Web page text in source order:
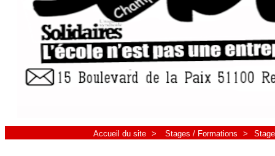
Accueil du site > Stages / Formations >